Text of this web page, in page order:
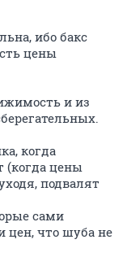
ибо бакс
цены
и из
когда
(когда цены
подвалят
сами
цен, что шуба не